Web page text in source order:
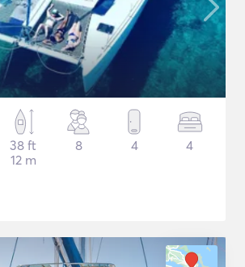
38 ft
12 m
8 4 4